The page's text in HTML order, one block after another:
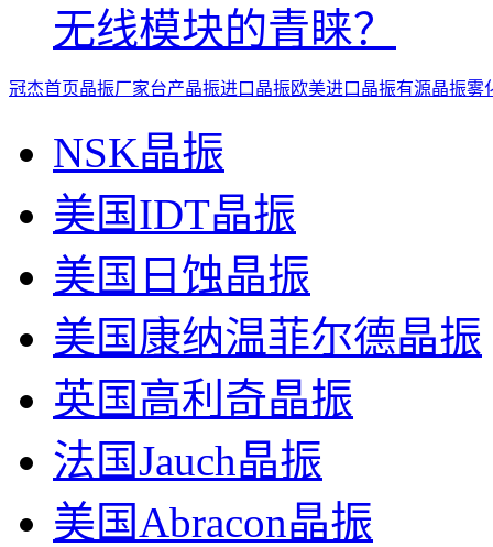
无线模块的青睐？
冠杰首页晶振厂家台产晶振进口晶振欧美进口晶振有源晶振雾
NSK晶振
美国IDT晶振
美国日蚀晶振
美国康纳温菲尔德晶振
英国高利奇晶振
法国Jauch晶振
美国Abracon晶振